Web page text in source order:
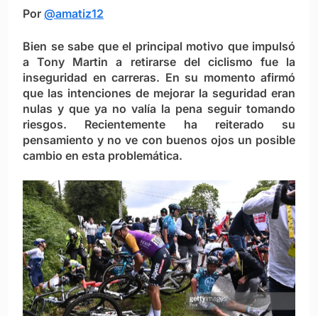
Por @amatiz12
Bien se sabe que el principal motivo que impulsó
a Tony Martin a retirarse del ciclismo fue la
inseguridad en carreras. En su momento afirmó
que las intenciones de mejorar la seguridad eran
nulas y que ya no valía la pena seguir tomando
riesgos. Recientemente ha reiterado su
pensamiento y no ve con buenos ojos un posible
cambio en esta problemática.